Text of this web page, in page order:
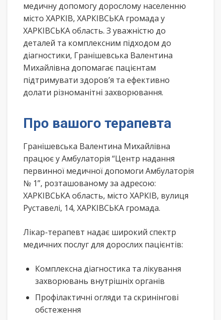
медичну допомогу дорослому населенню
місто ХАРКІВ, ХАРКІВСЬКА громада у
ХАРКІВСЬКА область. З уважністю до
деталей та комплексним підходом до
діагностики, Гранішевська Валентина
Михайлівна допомагає пацієнтам
підтримувати здоров’я та ефективно
долати різноманітні захворювання.
Про вашого терапевта
Гранішевська Валентина Михайлівна
працює у Амбулаторія “Центр надання
первинної медичної допомоги Амбулаторія
№ 1”, розташованому за адресою:
ХАРКІВСЬКА область, місто ХАРКІВ, вулиця
Руставелі, 14, ХАРКІВСЬКА громада.
Лікар-терапевт надає широкий спектр
медичних послуг для дорослих пацієнтів:
Комплексна діагностика та лікування
захворювань внутрішніх органів
Профілактичні огляди та скринінгові
обстеження